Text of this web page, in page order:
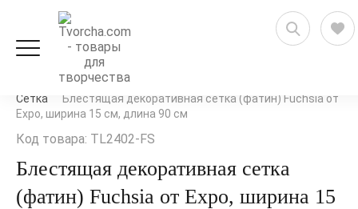
Рукоделие и флористика
Сетка
Блестящая декоративная сетка (фатин) Fuchsia от
Expo, ширина 15 см, длина 90 см
Код товара: TL2402-FS
Блестящая декоративная сетка
(фатин) Fuchsia от Expo, ширина 15